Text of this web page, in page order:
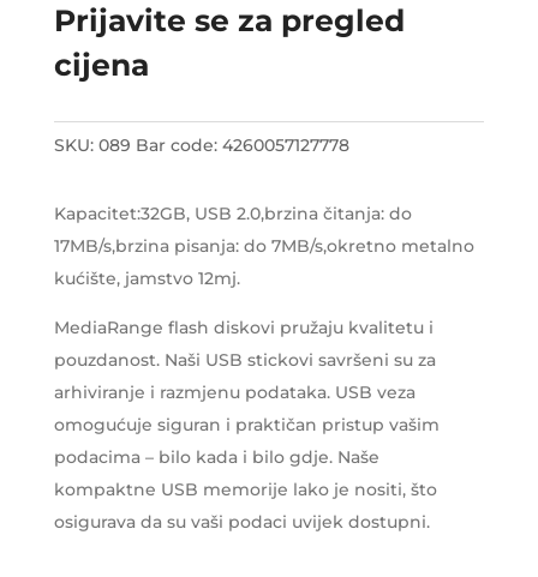
Prijavite se za pregled
cijena
SKU: 089 Bar code: 4260057127778
Kapacitet:32GB, USB 2.0,brzina čitanja: do
17MB/s,brzina pisanja: do 7MB/s,okretno metalno
kućište, jamstvo 12mj.
MediaRange flash diskovi pružaju kvalitetu i
pouzdanost. Naši USB stickovi savršeni su za
arhiviranje i razmjenu podataka. USB veza
omogućuje siguran i praktičan pristup vašim
podacima – bilo kada i bilo gdje. Naše
kompaktne USB memorije lako je nositi, što
osigurava da su vaši podaci uvijek dostupni.